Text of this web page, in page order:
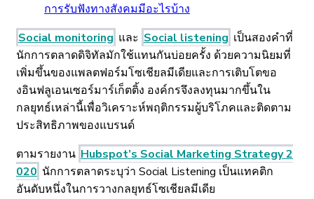
การรับฟังทางสังคมมีอะไรบ้าง
Social monitoring และ Social listening เป็นสองคำที่
นักการตลาดดิจิทัลมักใช้แทนกันบ่อยครั้ง ด้วยความนิยมที่
เพิ่มขึ้นของแพลตฟอร์มโซเชียลมีเดียและการเติบโตขอ
งอินฟลูเอนเซอร์มาร์เก็ตติ้ง องค์กรจึงลงทุนมากขึ้นใน
กลยุทธ์เหล่านี้เพื่อวิเคราะห์พฤติกรรมผู้บริโภคและติดตาม
ประสิทธิภาพของแบรนด์
ตามรายงาน Hubspot’s Social Marketing Strategy 2
020 นักการตลาดระบุว่า Social Listening เป็นแทคติก
อันดับหนึ่งในการวางกลยุทธ์โซเชียลมีเดีย